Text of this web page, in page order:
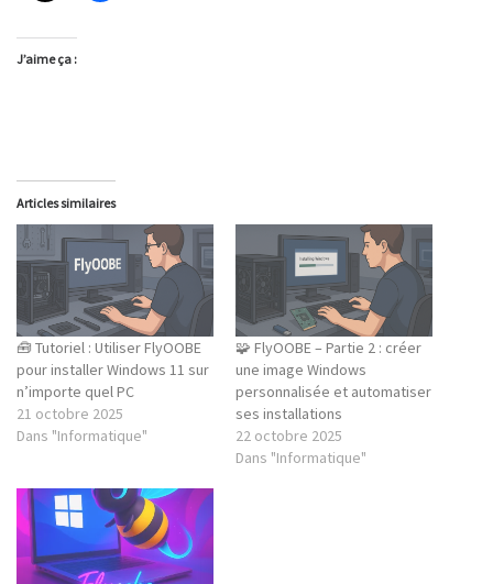
J’aime ça :
Articles similaires
🧰 Tutoriel : Utiliser FlyOOBE
pour installer Windows 11 sur
n’importe quel PC
21 octobre 2025
Dans "Informatique"
🧩 FlyOOBE – Partie 2 : créer
une image Windows
personnalisée et automatiser
ses installations
22 octobre 2025
Dans "Informatique"